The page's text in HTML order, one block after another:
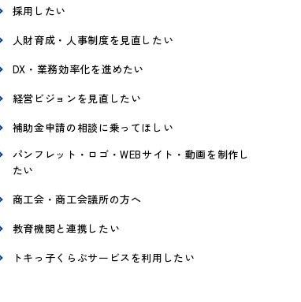
採用したい
人財育成・人事制度を見直したい
DX・業務効率化を進めたい
経営ビジョンを見直したい
補助金申請の相談に乗ってほしい
パンフレット・ロゴ・WEBサイト・動画を制作し
たい
商工会・商工会議所の方へ
教育機関と連携したい
トキっ子くらぶサービスを利用したい